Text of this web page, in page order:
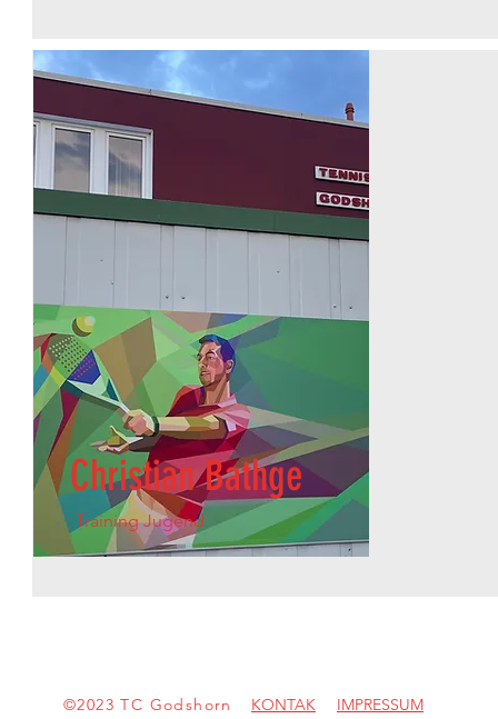
Christian Bathge
Training Jugend
©2023 TC Godshorn
KONTAK
IMPRESSUM